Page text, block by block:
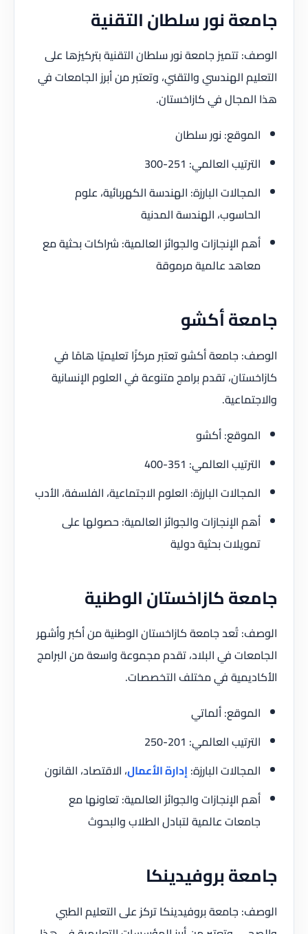
جامعة نور سلطان التقنية
الوصف: تتميز جامعة نور سلطان التقنية بتركيزها على
التعليم الهندسي والتقني، وتعتبر من أبرز الجامعات في
هذا المجال في كازاخستان.
الموقع: نور سلطان
الترتيب العالمي: 251-300
المجالات البارزة: الهندسة الكهربائية، علوم
الحاسوب، الهندسة المدنية
أهم الإنجازات والجوائز العالمية: شراكات بحثية مع
معاهد عالمية مرموقة
جامعة أكشو
الوصف: جامعة أكشو تعتبر مركزًا تعليميًا هامًا في
كازاخستان، تقدم برامج متنوعة في العلوم الإنسانية
والاجتماعية.
الموقع: أكشو
الترتيب العالمي: 351-400
المجالات البارزة: العلوم الاجتماعية، الفلسفة، الأدب
أهم الإنجازات والجوائز العالمية: حصولها على
تمويلات بحثية دولية
جامعة كازاخستان الوطنية
الوصف: تُعد جامعة كازاخستان الوطنية من أكبر وأشهر
الجامعات في البلاد، تقدم مجموعة واسعة من البرامج
الأكاديمية في مختلف التخصصات.
الموقع: ألماتي
الترتيب العالمي: 201-250
المجالات البارزة: إدارة الأعمال، الاقتصاد، القانون
أهم الإنجازات والجوائز العالمية: تعاونها مع
جامعات عالمية لتبادل الطلاب والبحوث
جامعة بروفيدينكا
الوصف: جامعة بروفيدينكا تركز على التعليم الطبي